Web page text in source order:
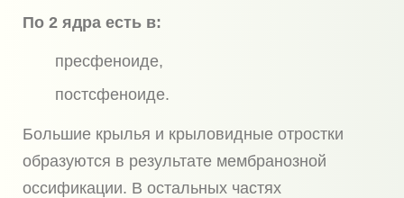
По 2 ядра есть в:
пресфеноиде,
постсфеноиде.
Большие крылья и крыловидные отростки
образуются в результате мембранозной
оссификации. В остальных частях